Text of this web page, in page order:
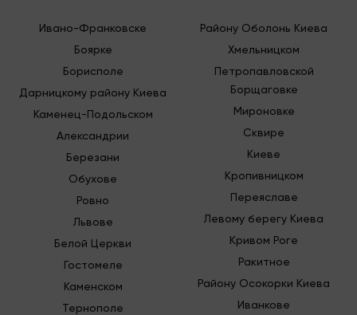
Ивано-Франковске
Боярке
Борисполе
Дарницкому району Киева
Каменец-Подольском
Александрии
Березани
Обухове
Ровно
Львове
Белой Церкви
Гостомеле
Каменском
Тернополе
Району Оболонь Киева
Хмельницком
Петропавловской
Борщаговке
Мироновке
Сквире
Киеве
Кропивницком
Переяславе
Левому берегу Киева
Кривом Роге
Ракитное
Району Осокорки Киева
Иванкове